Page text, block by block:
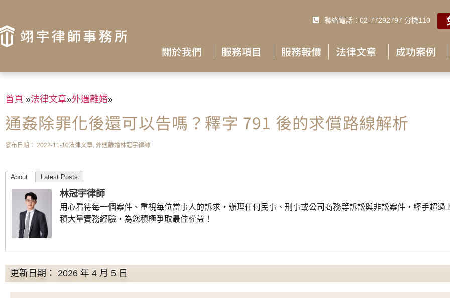
聯絡電話：02-77292797 分機110
關於我們 服務項目 服務報價 法律文章 成功案例
首頁 »法律文章»外遇離婚»
通姦除罪化後還可以告嗎？釋字 791 後的求償路線解析
發布日期： 2022-11-10法律文章, 外遇離婚林冠宇律師
About Latest Posts
林冠宇律師
用心看待每一個案件、重視每位當事人的訴求，辦理任何民事、刑事或公司商務等訴訟與非訟案件，經手超過
積大量實務經驗，為您積極爭取最佳權益！
更新日期： 2026 年 4 月 5 日